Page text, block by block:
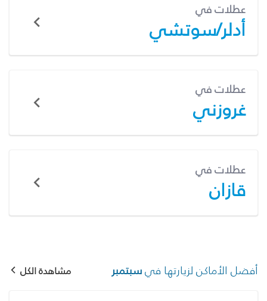
عطلات في
أدلر/سوتشي
عطلات في
غروزني
عطلات في
قازان
أفضل الأماكن لزيارتها فيسبتمبر مشاهدة الكل